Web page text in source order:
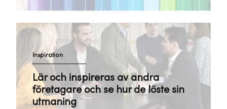
Inspiration
Lär och inspireras av andra
företagare och se hur de löste sin
utmaning